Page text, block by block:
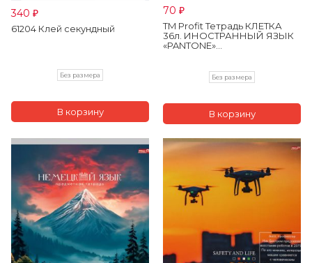
340 ₽
61204 Клей секундный
Без размера
70 ₽
TM Profit Тетрадь КЛЕТКА
36л. ИНОСТРАННЫЙ ЯЗЫК
«PANTONE»...
Без размера